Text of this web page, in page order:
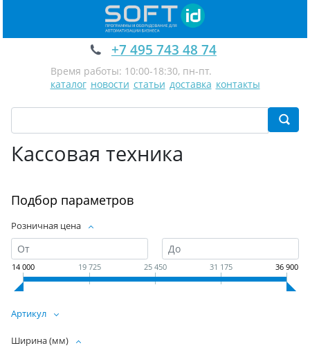
+7 495 743 48 74
Время работы: 10:00-18:30, пн-пт.
каталог новости статьи доставка контакты
Кассовая техника
Подбор параметров
Розничная цена
14 000 19 725 25 450 31 175 36 900
Артикул
Ширина (мм)